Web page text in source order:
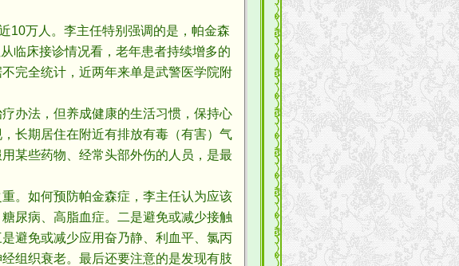
万人。李主任特别强调的是，帕金森
临床接诊情况看，老年患者持续增多的
完全统计，近两年来单是武警医学院附
办法，但养成健康的生活习惯，保持心
长期居住在附近有排放有毒（有害）气
某些药物、经常头部外伤的人员，是最
。如何预防帕金森症，李主任认为应该
尿病、高脂血症。二是避免或减少接触
避免或减少应用奋乃静、利血平、氯丙
组织衰老。最后还要注意的是发现有肢